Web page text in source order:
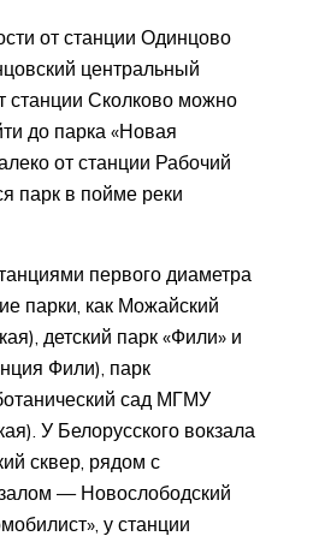
от станции Одинцово
центральный
станции Сколково можно
до парка «Новая
от станции Рабочий
парк в пойме реки
первого диаметра
парки, как Можайский
детский парк «Фили» и
Фили), парк
сад МГМУ
У Белорусского вокзала
сквер, рядом с
— Новослободский
у станции